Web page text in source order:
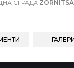
СГРАДА